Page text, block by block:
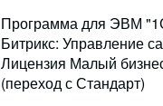
Программа для ЭВМ
Битрикс: Управление
Лицензия Малый
(переход с Стандарт)